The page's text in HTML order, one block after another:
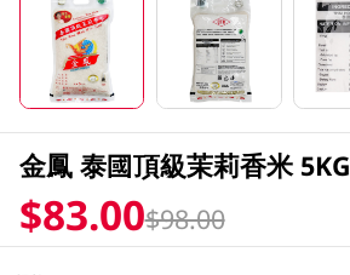
金鳳 泰國頂級茉莉香米 5KG
$83.00$98.00